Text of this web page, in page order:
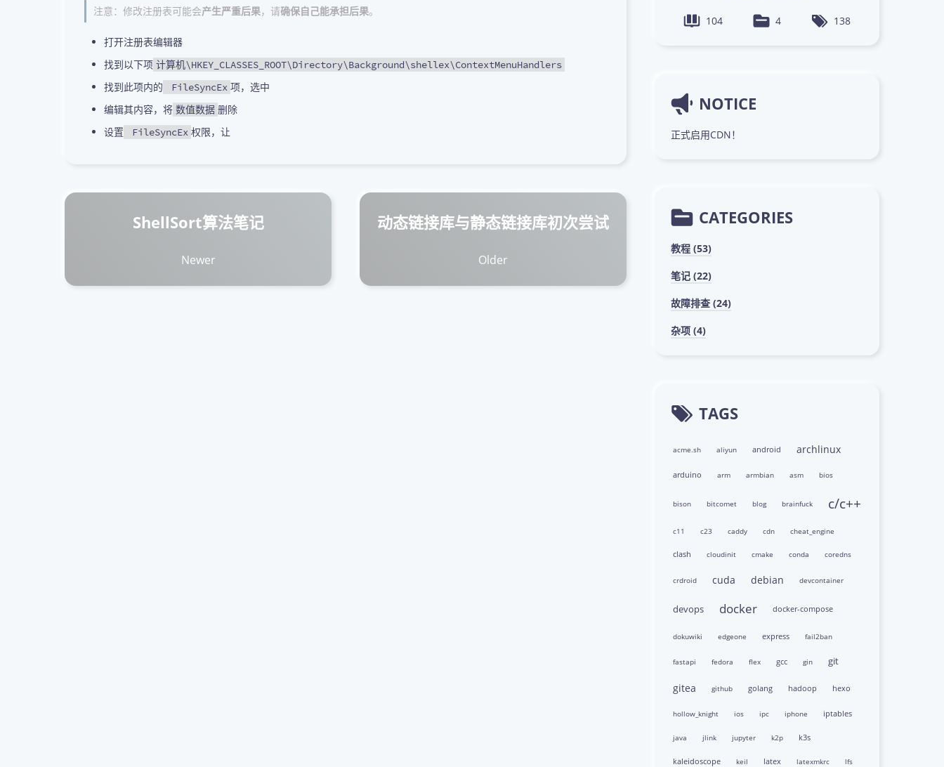
注意：修改注册表可能会产生严重后果，请确保自己能承担后果。
打开注册表编辑器
找到以下项 计算机\HKEY_CLASSES_ROOT\Directory\Background\shellex\ContextMenuHandlers
找到此项内的 FileSyncEx 项，选中
编辑其内容，将 数值数据 删除
设置
FileSyncEx 权限，让
ShellSort算法笔记
Newer
动态链接库与静态链接库初次尝试
Older
104 4 138
NOTICE
正式启用CDN！
CATEGORIES
教程 (53)
笔记 (22)
故障排查 (24)
杂项 (4)
TAGS
acme.sh aliyun android archlinux
arduino arm armbian asm bios
bison bitcomet blog brainfuck c/c++
c11 c23 caddy cdn cheat_engine
clash cloudinit cmake conda coredns
crdroid cuda debian devcontainer
devops docker docker-compose
dokuwiki edgeone express fail2ban
fastapi fedora flex gcc gin git
gitea github golang hadoop hexo
hollow_knight ios ipc iphone iptables
java jlink jupyter k2p k3s
kaleidoscope keil latex latexmkrc lfs